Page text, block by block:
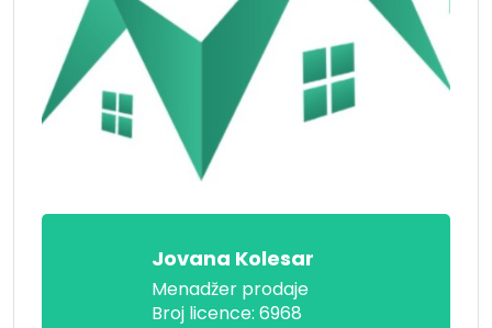
Jovana Kolesar
Menadžer prodaje
Broj licence: 6968